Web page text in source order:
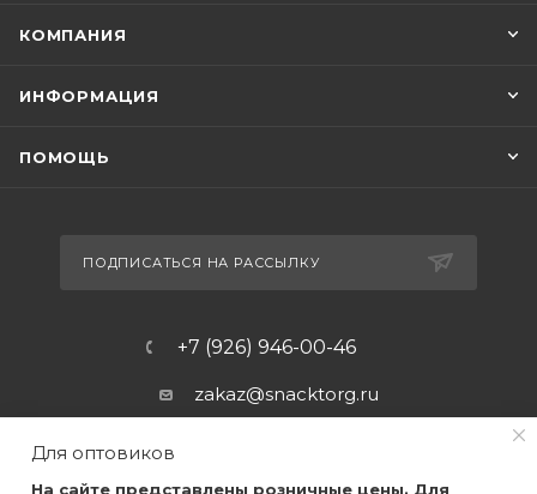
КОМПАНИЯ
ИНФОРМАЦИЯ
ПОМОЩЬ
ПОДПИСАТЬСЯ НА РАССЫЛКУ
+7 (926) 946-00-46
zakaz@snacktorg.ru
Для оптовиков
На сайте представлены розничные цены. Для